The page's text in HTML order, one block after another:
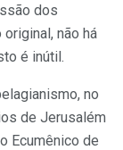
dos
não há
é inútil.
no
de Jerusalém
Ecumênico de